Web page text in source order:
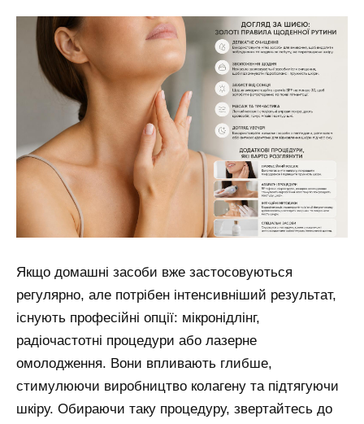
Якщо домашні засоби вже застосовуються
регулярно, але потрібен інтенсивніший результат,
існують професійні опції: мікронідлінг,
радіочастотні процедури або лазерне
омолодження. Вони впливають глибше,
стимулюючи виробництво колагену та підтягуючи
шкіру. Обираючи таку процедуру, звертайтесь до